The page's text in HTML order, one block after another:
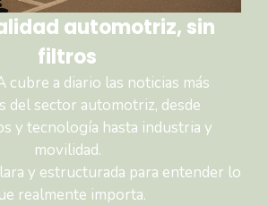
automotriz, sin
filtros
cubre a diario las noticias más
del sector automotriz, desde
y tecnología hasta industria y
movilidad.
y estructurada para entender lo
realmente importa.